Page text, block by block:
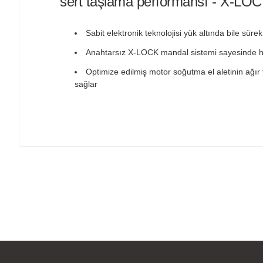
Sabit elektronik teknolojisi yük altında bile
Anahtarsız X-LOCK mandal sistemi sayesinde
Optimize edilmiş motor soğutma el aletinin ağır
sağlar
Ürün bilgilerinde hatalar bulunuyor.